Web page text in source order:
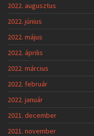
2022. augusztus
2022. június
2022. május
2022. április
2022. március
2022. február
2022. január
2021. december
2021. november